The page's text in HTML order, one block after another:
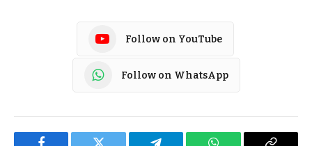
Follow on YouTube
Follow on WhatsApp